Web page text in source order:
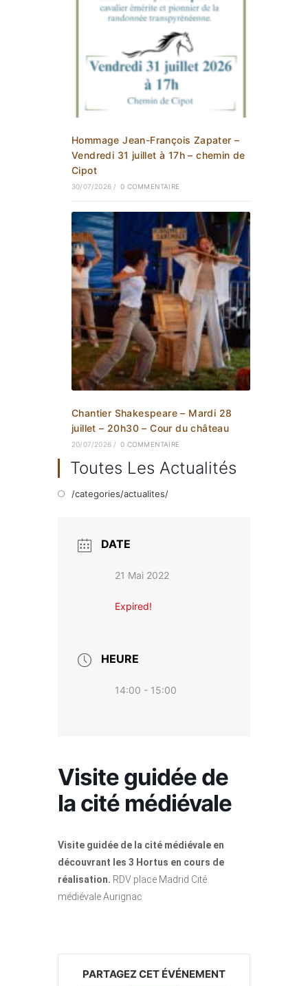
Hommage Jean-François Zapater –
Vendredi 31 juillet à 17h – chemin de
Cipot
30/07/2026 / 0 COMMENTAIRE
Chantier Shakespeare – Mardi 28
juillet – 20h30 – Cour du château
20/07/2026 / 0 COMMENTAIRE
Toutes Les Actualités
/categories/actualites/
DATE
21 Mai 2022
Expired!
HEURE
14:00 - 15:00
Visite guidée de
la cité médiévale
Visite guidée de la cité médiévale en
découvrant les 3 Hortus en cours de
réalisation. RDV place Madrid Cité
médiévale Aurignac
PARTAGEZ CET ÉVÉNEMENT